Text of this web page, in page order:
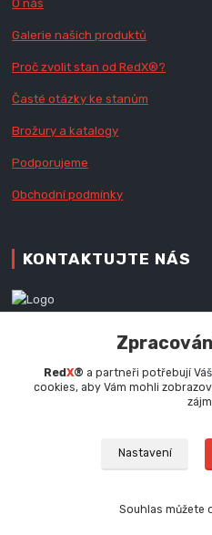
O nás
Galerie našich produktů
Proč zvolit stan od RedX®?
Časté otázky ke stanům
Brožury a katalogy
Podporujeme
Obchodní podmínky
KONTAKTUJTE NÁS
+420 777 979 111
info@redx.cz
Red X® a partneři potřebují Váš
cookies, aby Vám mohli
Nastavení
Souhlas můžete